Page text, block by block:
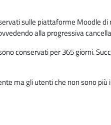
sulle piattaforme Moodle
alla progressiva
conservati per 365 giorni.
ma gli utenti che non sono